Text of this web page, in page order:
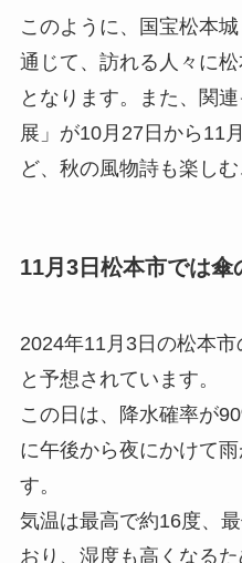
このように、国宝松本
通じて、訪れる人々に
となります。また、関
展」が10月27日から11
ど、秋の風物詩も楽し
11月3日松本市では傘
2024年11月3日の松本
と予想されています。
この日は、降水確率が
に午後から夜にかけて
す。
気温は最高で約16度、
おり、湿度も高くなる